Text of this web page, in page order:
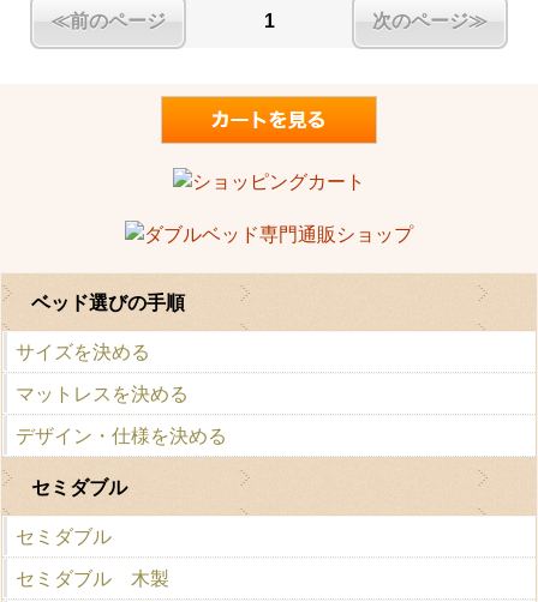
≪前のページ 1 次のページ≫
ベッド選びの手順
サイズを決める
マットレスを決める
デザイン・仕様を決める
セミダブル
セミダブル
セミダブル 木製